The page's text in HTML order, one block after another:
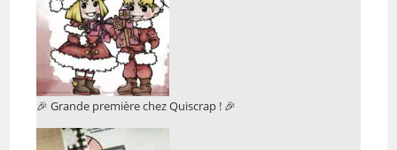
🎉 Grande première chez Quiscrap ! 🎉